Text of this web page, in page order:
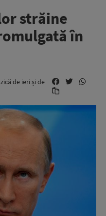
străine
în
de ieri și de